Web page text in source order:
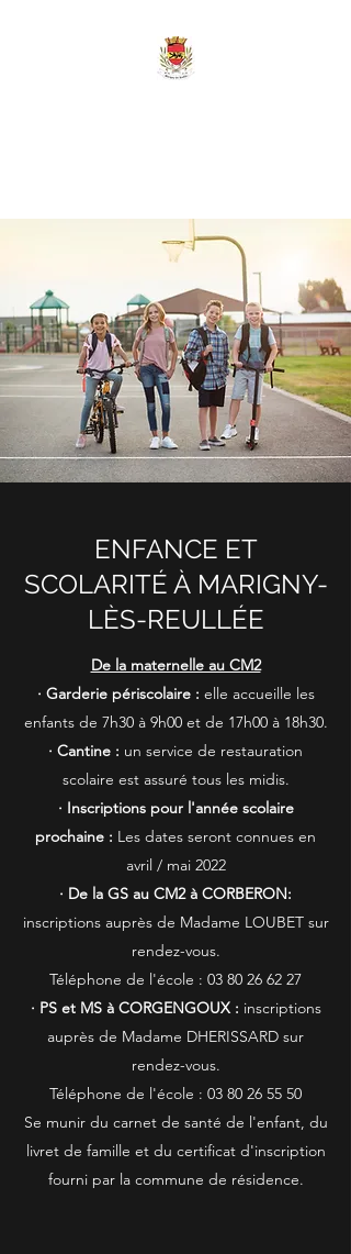
ENFANCE ET
SCOLARITÉ À MARIGNY-
LÈS-REULLÉE
De la maternelle au CM2
· Garderie périscolaire : elle accueille les
enfants de 7h30 à 9h00 et de 17h00 à 18h30.
· Cantine : un service de restauration
scolaire est assuré tous les midis.
· Inscriptions pour l'année scolaire
prochaine : Les dates seront connues en
avril / mai 2022
· De la GS au CM2 à CORBERON:
inscriptions auprès de Madame LOUBET sur
rendez-vous.
Téléphone de l'école : 03 80 26 62 27
· PS et MS à CORGENGOUX : inscriptions
auprès de Madame DHERISSARD sur
rendez-vous.
Téléphone de l'école : 03 80 26 55 50
Se munir du carnet de santé de l'enfant, du
livret de famille et du certificat d'inscription
fourni par la commune de résidence.